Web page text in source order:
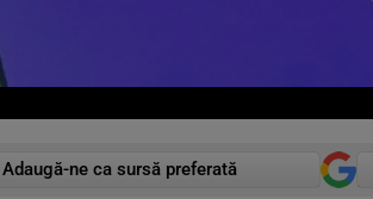
Adaugă-ne ca sursă preferată